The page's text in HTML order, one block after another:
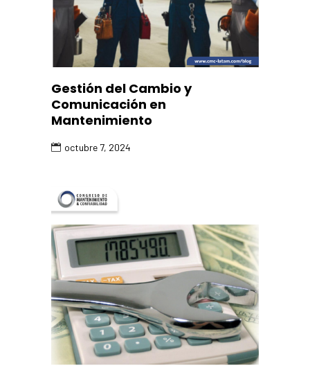
Gestión del Cambio y
Comunicación en
Mantenimiento
octubre 7, 2024